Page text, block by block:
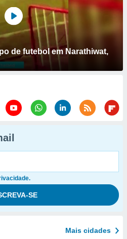
de futebol em Narathiwat,
Mais cidades